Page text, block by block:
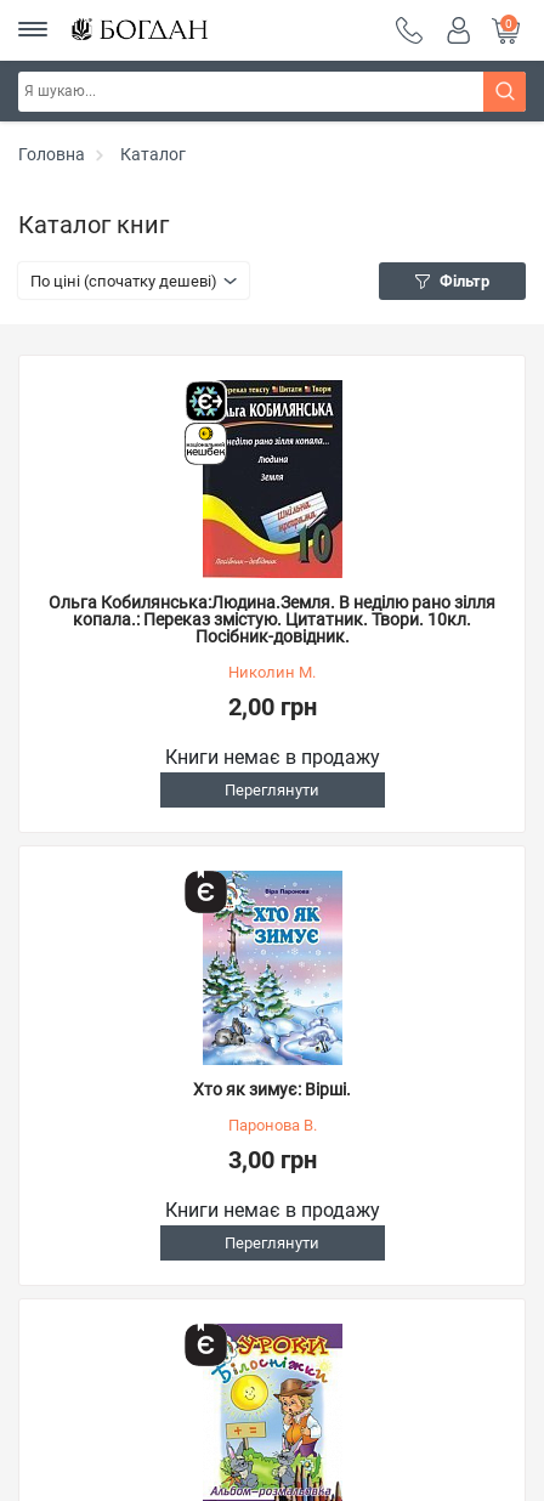
0
Головна Каталог
Каталог книг
По ціні (спочатку дешеві) Фільтр
Ольга Кобилянська:Людина.Земля. В неділю рано зілля
копала.: Переказ змістую. Цитатник. Твори. 10кл.
Посібник-довідник.
Николин М.
2,00 грн
Книги немає в продажу
Переглянути
Хто як зимує: Вірші.
Паронова В.
3,00 грн
Книги немає в продажу
Переглянути